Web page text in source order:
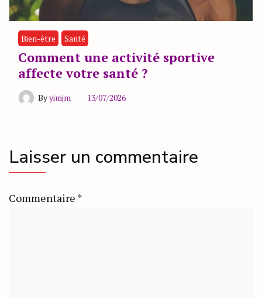
Bien-être Santé
Comment une activité sportive
affecte votre santé ?
Byyimjm 13/07/2026
Laisser un commentaire
Commentaire *